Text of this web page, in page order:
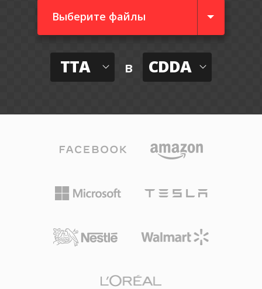
Выберите файлы
TTA в CDDA